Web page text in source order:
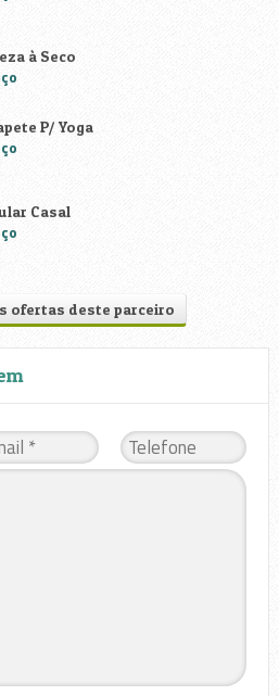
à Seco
P/ Yoga
Casal
ofertas deste parceiro